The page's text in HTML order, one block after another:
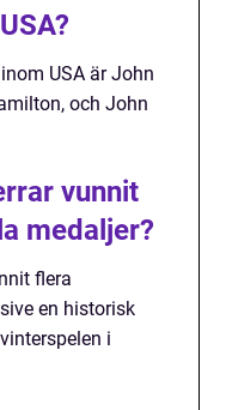
USA är John
och John
vunnit
medaljer?
flera
en historisk
i